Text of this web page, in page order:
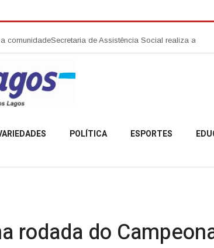
Secretaria de Assistência Social realiza abertura da
POLÍTICA ESPORTES
rodada do